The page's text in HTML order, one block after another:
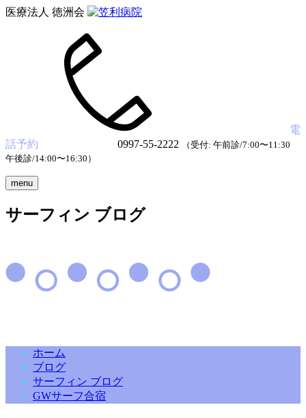
医療法人 徳洲会
電
話予約
0997-55-2222
（受付: 午前診/7:00〜11:30
午後診/14:00〜16:30）
menu
サーフィン ブログ
ホーム
ブログ
サーフィン ブログ
GWサーフ合宿